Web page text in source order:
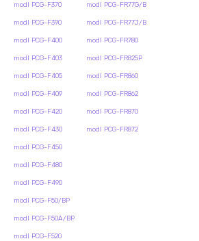
modl PCG-F370
modl PCG-F390
modl PCG-F400
modl PCG-F403
modl PCG-F405
modl PCG-F409
modl PCG-F420
modl PCG-F430
modl PCG-F450
modl PCG-F480
modl PCG-F490
modl PCG-F50/BP
modl PCG-F50A/BP
modl PCG-F520
modl PCG-FR77G/B
modl PCG-FR77J/B
modl PCG-FR780
modl PCG-FR825P
modl PCG-FR860
modl PCG-FR862
modl PCG-FR870
modl PCG-FR872